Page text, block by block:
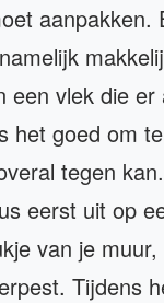
aanpakken.
een vlek die er
het goed om
tegen
eerst uit op
van je
Tijdens